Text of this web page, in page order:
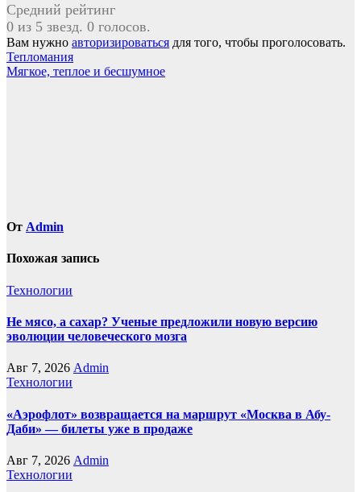
Средний рейтинг
0 из 5 звезд. 0 голосов.
Вам нужно авторизироваться для того, чтобы проголосовать.
Навигация
по
Тепломания
Мягкое, теплое и бесшумное
От Admin
Похожая запись
Технологии
Не мясо, а сахар? Ученые предложили новую версию
эволюции человеческого мозга
Авг 7, 2026 Admin
Технологии
«Аэрофлот» возвращается на маршрут «Москва в Абу-
Даби» — билеты уже в продаже
Авг 7, 2026 Admin
Технологии